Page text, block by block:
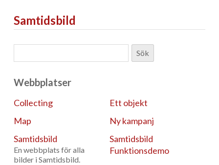
Samtidsbild
Webbplatser
Collecting
Ett objekt
Map
Ny kampanj
Samtidsbild
En webbplats för alla
bilder i Samtidsbild.
Samtidsbild
Funktionsdemo